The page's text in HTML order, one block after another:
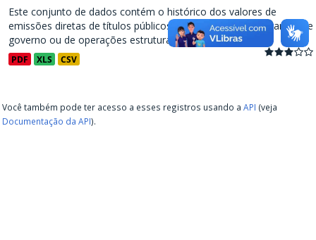
Este conjunto de dados contém o histórico dos valores de
emissões diretas de títulos públicos, decorrentes de programas de
governo ou de operações estruturadas, a partir de...
PDF XLS CSV
Você também pode ter acesso a esses registros usando a API (veja
Documentação da API).